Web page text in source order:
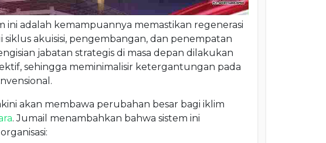
ini adalah kemampuannya memastikan regenerasi
akuisisi, pengembangan, dan penempatan
jabatan strategis di masa depan dilakukan
sehingga meminimalisir ketergantungan pada
akan membawa perubahan besar bagi iklim
. Jumail menambahkan bahwa sistem ini